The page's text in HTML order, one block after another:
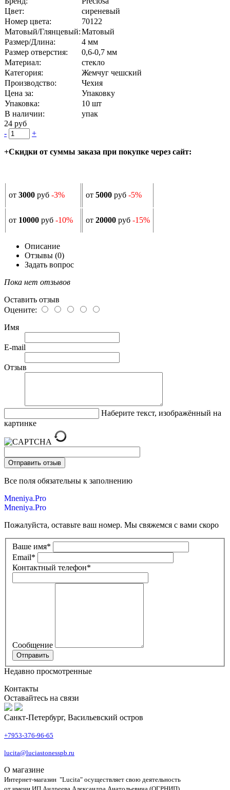
Цвет:
сиреневый
Номер цвета:
70122
Матовый/Глянцевый:Матовый
Размер/Длина:
4 мм
Размер отверстия:
0,6-0,7 мм
Материал:
стекло
Категория:
Жемчуг чешский
Производство:
Чехия
Цена за:
Упаковку
Упаковка:
10 шт
В наличии:
упак
24 руб
-
+
+Скидки от суммы заказа при покупке через сайт:
от 3000 руб -3% от 5000 руб -5%
от 10000 руб -10% от 20000 руб -15%
Описание
Отзывы (0)
Задать вопрос
Пока нет отзывов
Оставить отзыв
Оцените:
Имя
E-mail
Отзыв
Наберите текст, изображённый на
картинке
Все поля обязательны к заполнению
Mneniya.Pro
Mneniya.Pro
Пожалуйста, оставьте ваш номер. Мы свяжемся с вами скоро
Ваше имя*
Email*
Контактный телефон*
Сообщение
Недавно просмотренные
Контакты
Оставайтесь на связи
Санкт-Петербург, Васильевский остров
+7953-376-96-65
lucita@luciastonesspb.ru
О магазине
Интернет-магазин "Lucita" осуществляет свою деятельность